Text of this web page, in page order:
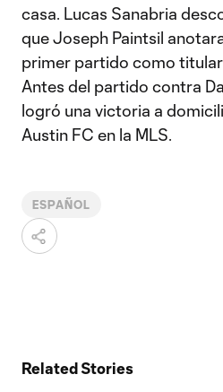
casa. Lucas Sanabria
que Joseph Paintsil
primer partido como titular
Antes del partido contra
logró una victoria a
Austin FC en la MLS.
ESPAÑOL
Related Stories